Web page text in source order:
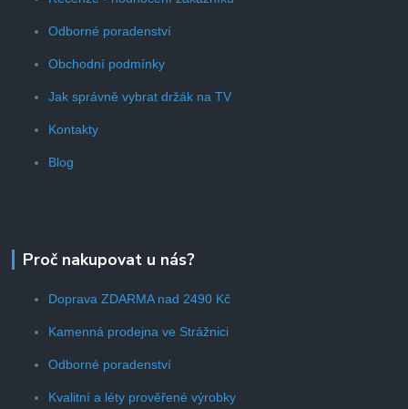
Odborné poradenství
Obchodní podmínky
Jak správně vybrat držák na TV
Kontakty
Blog
Proč nakupovat u nás?
Doprava ZDARMA nad 2490 Kč
Kamenná prodejna ve Strážnici
Odborné poradenství
Kvalitní a léty prověřené výrobky